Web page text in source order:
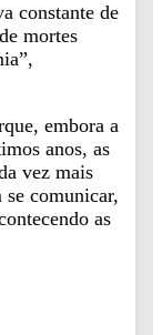
constante de
mortes
embora a
anos, as
vez mais
se comunicar,
as